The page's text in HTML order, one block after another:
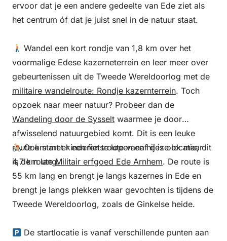
ervoor dat je een andere gedeelte van Ede ziet als
het centrum óf dat je juist snel in de natuur staat.
Wandel een kort rondje van 1,8 km over het
voormalige Edese kazerneterrein en leer meer over
gebeurtenissen uit de Tweede Wereldoorlog met de
militaire wandelroute: Rondje kazernterrein. Toch
opzoek naar meer natuur? Probeer dan de
Wandeling door de Sysselt waarmee je door
afwisselend natuurgebied komt. Dit is een leuke
route om met kinderen te lopen en hij is ook maar
4,7 km lang.
Ook start er een fietsroute vanaf deze locatie, dit
is de routeMilitair erfgoed Ede Arnhem. De route is
55 km lang en brengt je langs kazernes in Ede en
brengt je langs plekken waar gevochten is tijdens de
Tweede Wereldoorlog, zoals de Ginkelse heide.
De startlocatie is vanaf verschillende punten aan